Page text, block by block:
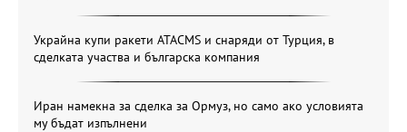
Украйна купи ракети ATACMS и снаряди от Турция, в
сделката участва и българска компания
Иран намекна за сделка за Ормуз, но само ако условията
му бъдат изпълнени